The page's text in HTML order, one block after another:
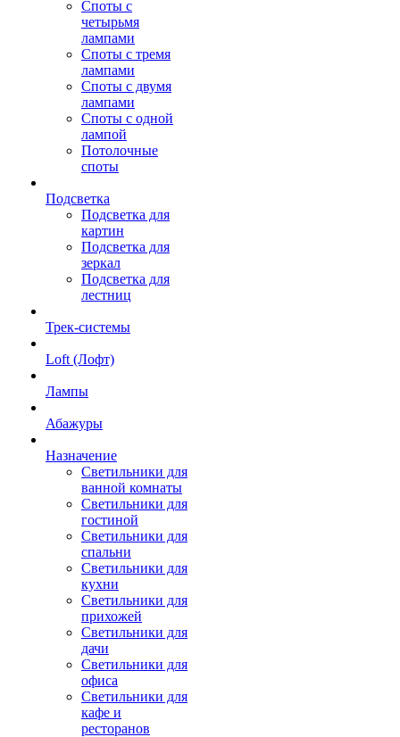
Споты с
четырьмя
лампами
Споты с тремя
лампами
Споты с двумя
лампами
Споты с одной
лампой
Потолочные
споты
Подсветка
Подсветка для
картин
Подсветка для
зеркал
Подсветка для
лестниц
Трек-системы
Loft (Лофт)
Лампы
Абажуры
Назначение
Светильники для
ванной комнаты
Светильники для
гостиной
Светильники для
спальни
Светильники для
кухни
Светильники для
прихожей
Светильники для
дачи
Светильники для
офиса
Светильники для
кафе и
ресторанов